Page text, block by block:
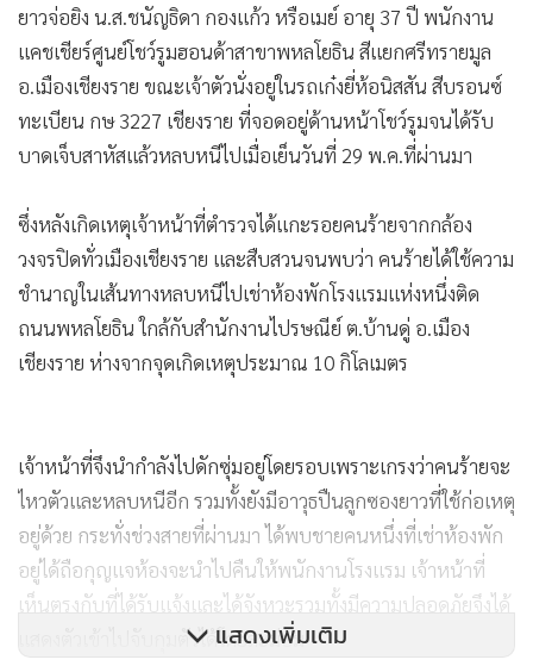
ยาวจ่อยิง น.ส.ชนัญธิดา กองแก้ว หรือเมย์ อายุ 37 ปี พนักงาน
แคชเชียร์ศูนย์โชว์รูมฮอนด้าสาขาพหลโยธิน สีแยกศรีทรายมูล
อ.เมืองเชียงราย ขณะเจ้าตัวนั่งอยู่ในรถเก๋งยี่ห้อนิสสัน สีบรอนซ์
ทะเบียน กษ 3227 เชียงราย ที่จอดอยู่ด้านหน้าโชว์รูมจนได้รับ
บาดเจ็บสาหัสแล้วหลบหนีไปเมื่อเย็นวันที่ 29 พ.ค.ที่ผ่านมา
ซึ่งหลังเกิดเหตุเจ้าหน้าที่ตำรวจได้แกะรอยคนร้ายจากกล้อง
วงจรปิดทั่วเมืองเชียงราย และสืบสวนจนพบว่า คนร้ายได้ใช้ความ
ชำนาญในเส้นทางหลบหนีไปเช่าห้องพักโรงแรมแห่งหนึ่งติด
ถนนพหลโยธิน ใกล้กับสำนักงานไปรษณีย์ ต.บ้านดู่ อ.เมือง
เชียงราย ห่างจากจุดเกิดเหตุประมาณ 10 กิโลเมตร
เจ้าหน้าที่จึงนำกำลังไปดักซุ่มอยู่โดยรอบเพราะเกรงว่าคนร้ายจะ
ไหวตัวและหลบหนีอีก รวมทั้งยังมีอาวุธปืนลูกซองยาวที่ใช้ก่อเหตุ
อยู่ด้วย กระทั่งช่วงสายที่ผ่านมา ได้พบชายคนหนึ่งที่เช่าห้องพัก
อยู่ได้ถือกุญแจห้องจะนำไปคืนให้พนักงานโรงแรม เจ้าหน้าที่
เห็นตรงกับที่ได้รับแจ้งและได้จังหวะรวมทั้งมีความปลอดภัยจึงได้
แสดงตัวเข้าไปจับกุมตัวได้โดยละม่อม
แสดงเพิ่มเติม